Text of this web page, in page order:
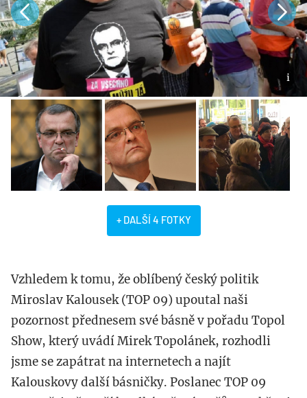
+ DALŠÍ 4 FOTKY
Vzhledem k tomu, že oblíbený český politik
Miroslav Kalousek (TOP 09) upoutal naši
pozornost přednesem své básně v pořadu Topol
Show, který uvádí Mirek Topolánek, rozhodli
jsme se zapátrat na internetech a najít
Kalouskovy další básničky. Poslanec TOP 09